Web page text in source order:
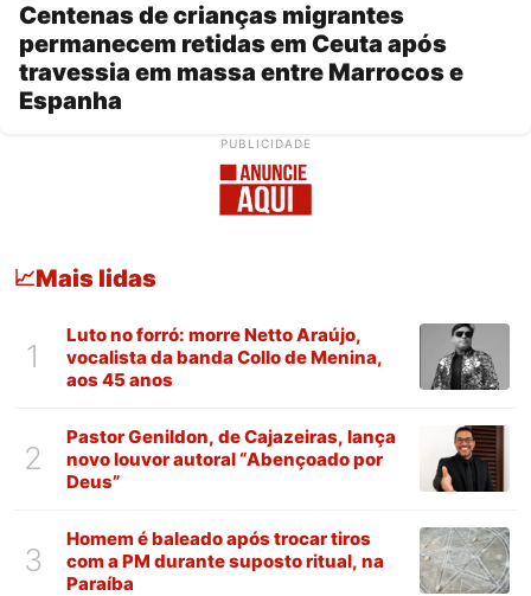
Centenas de crianças migrantes
permanecem retidas em Ceuta após
travessia em massa entre Marrocos e
Espanha
PUBLICIDADE
📈Mais lidas
1
Luto no forró: morre Netto Araújo,
vocalista da banda Collo de Menina,
aos 45 anos
2
Pastor Genildon, de Cajazeiras, lança
novo louvor autoral “Abençoado por
Deus”
3
Homem é baleado após trocar tiros
com a PM durante suposto ritual, na
Paraíba